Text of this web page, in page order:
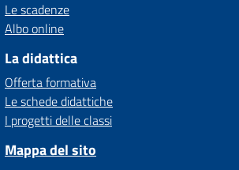
Le scadenze
Albo online
La didattica
Offerta formativa
Le schede didattiche
I progetti delle classi
Mappa del sito